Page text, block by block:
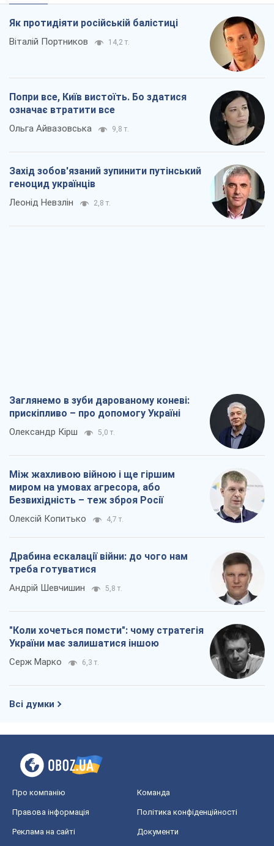
Як протидіяти російській балістиці
Віталій Портников 14,2 т.
Попри все, Київ вистоїть. Бо здатися
означає втратити все
Ольга Айвазовська 9,8 т.
Захід зобов'язаний зупинити путінський
геноцид українців
Леонід Невзлін 2,8 т.
Заглянемо в зуби дарованому коневі:
прискіпливо – про допомогу Україні
Олександр Кірш 5,0 т.
Між жахливою війною і ще гіршим
миром на умовах агресора, або
Безвихідність – теж зброя Росії
Олексій Копитько 4,7 т.
Драбина ескалації війни: до чого нам
треба готуватися
Андрій Шевчишин 5,8 т.
"Коли хочеться помсти": чому стратегія
України має залишатися іншою
Серж Марко 6,3 т.
Всі думки
Про компанію Команда
Правова інформація Політика конфіденційності
Реклама на сайті Документи